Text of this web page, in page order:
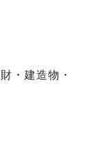
・建造物・